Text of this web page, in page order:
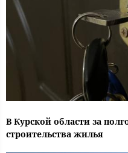
В Курской области за
строительства жилья